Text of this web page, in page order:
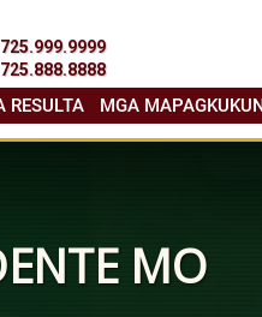
725.999.9999
725.888.8888
RESULTA MGA
MO